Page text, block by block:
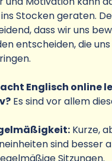
Stocken geraten.
dass wir uns
entscheiden, die
Englisch online
Es sind vor allem
Kurze,
sind besser